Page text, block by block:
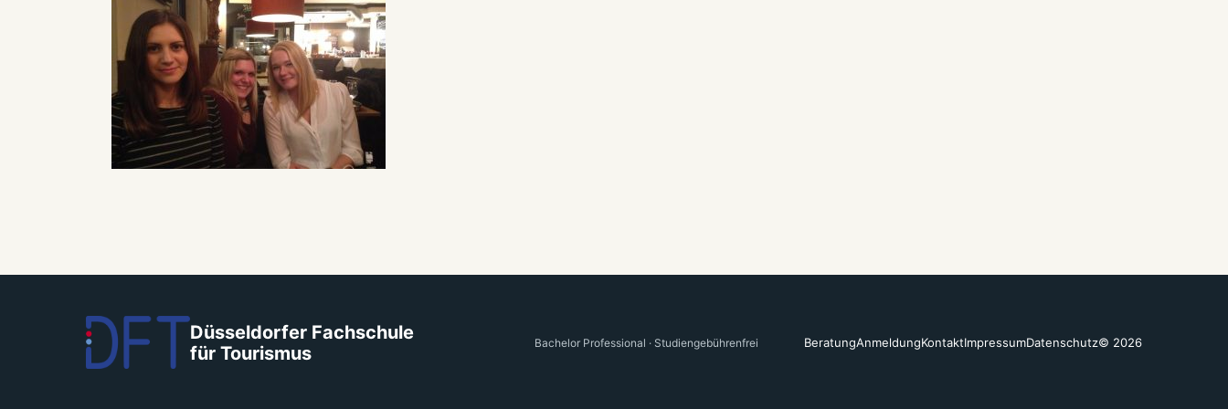
Düsseldorfer Fachschule
für Tourismus
Bachelor Professional · Studiengebührenfrei BeratungAnmeldungKontaktImpressumDatenschutz© 2026